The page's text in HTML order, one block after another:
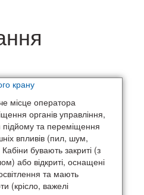
крану
місце оператора
органів управління,
підйому та переміщення
впливів (пил, шум,
бувають закриті (з
або відкриті, оснащені
та мають
(крісло, важелі